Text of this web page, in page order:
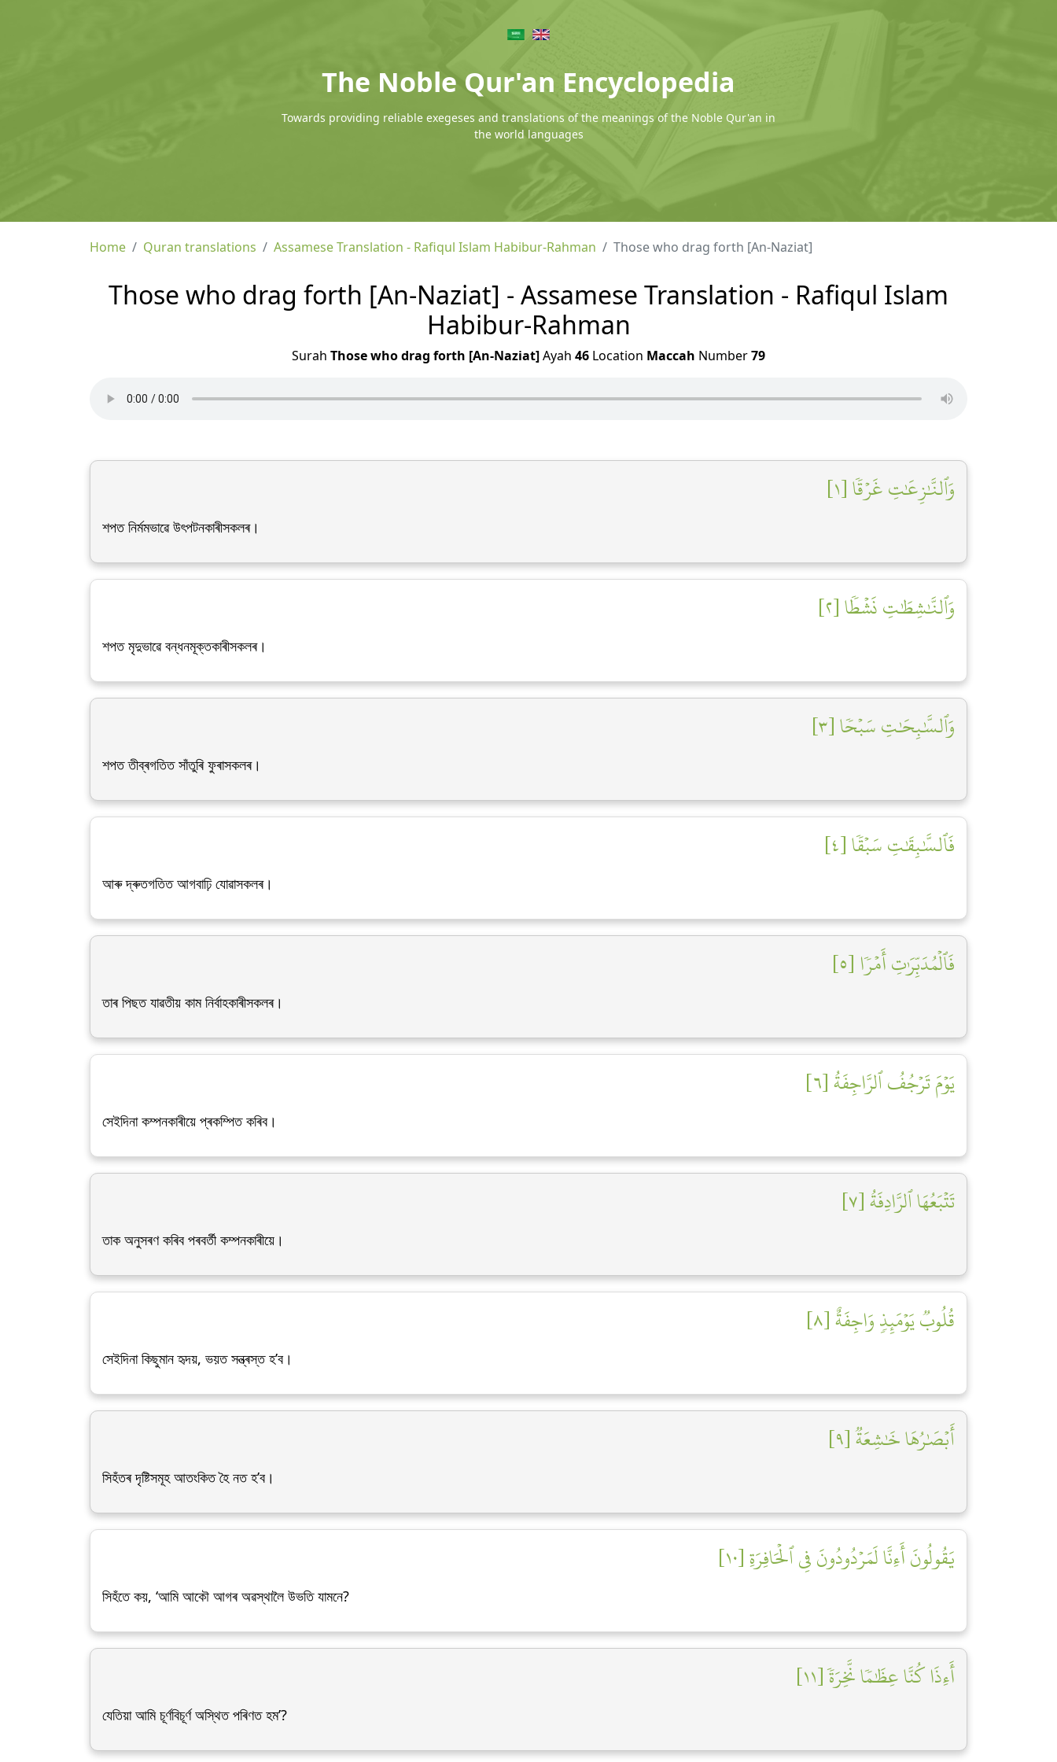
The Noble Qur'an Encyclopedia
Towards providing reliable exegeses and translations of the meanings of the Noble Qur'an in
the world languages
Home Quran translations Assamese Translation - Rafiqul Islam Habibur-Rahman Those who drag forth [An-Naziat]
Those who drag forth [An-Naziat] - Assamese Translation - Rafiqul Islam
Habibur-Rahman
Surah Those who drag forth [An-Naziat]Ayah 46 Location Maccah Number79
وَٱلنَّٰزِعَٰتِ غَرۡقٗا [١]
শপত নিৰ্মমভাৱে উৎপটনকাৰীসকলৰ।
وَٱلنَّٰشِطَٰتِ نَشۡطٗا [٢]
শপত মৃদুভাৱে বন্ধনমূক্তকাৰীসকলৰ।
وَٱلسَّٰبِحَٰتِ سَبۡحٗا [٣]
শপত তীব্ৰগতিত সাঁতুৰি ফুৰাসকলৰ।
فَٱلسَّٰبِقَٰتِ سَبۡقٗا [٤]
আৰু দ্ৰুতগতিত আগবাঢ়ি যোৱাসকলৰ।
فَٱلۡمُدَبِّرَٰتِ أَمۡرٗا [٥]
তাৰ পিছত যাৱতীয় কাম নিৰ্বাহকাৰীসকলৰ।
يَوۡمَ تَرۡجُفُ ٱلرَّاجِفَةُ [٦]
সেইদিনা কম্পনকাৰীয়ে প্ৰকম্পিত কৰিব।
تَتۡبَعُهَا ٱلرَّادِفَةُ [٧]
তাক অনুসৰণ কৰিব পৰবৰ্তী কম্পনকাৰীয়ে।
قُلُوبٞ يَوۡمَئِذٖ وَاجِفَةٌ [٨]
সেইদিনা কিছুমান হৃদয়, ভয়ত সন্ত্ৰস্ত হ’ব।
أَبۡصَٰرُهَا خَٰشِعَةٞ [٩]
সিহঁতৰ দৃষ্টিসমূহ আতংকিত হৈ নত হ’ব।
يَقُولُونَ أَءِنَّا لَمَرۡدُودُونَ فِي ٱلۡحَافِرَةِ [١٠]
সিহঁতে কয়, ‘আমি আকৌ আগৰ অৱস্থালৈ উভতি যামনে?
أَءِذَا كُنَّا عِظَٰمٗا نَّخِرَةٗ [١١]
যেতিয়া আমি চূৰ্ণবিচূৰ্ণ অস্থিত পৰিণত হম’?